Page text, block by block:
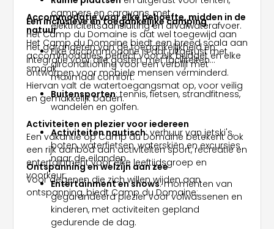
Accommodatie voor elke behoefte, midden in de
natuur
Het Camp du Domaine biedt een breed scala aan
accommodaties, perfect voor elk budget en elke
smaak:
campers en caravans, met
elektriciteitsaansluiting en afvalwaterafvoer.
Elke accommodatie is dat uitgerust met
airconditioning voor een verblijf met
maximaal comfort.
Een inclusieve en toegankelijke camping
Het Camp du Domaine is dat wel toegewijd aan
het garanderen van de toegankelijkheid en
integratie voor alle gasten, met faciliteiten
ontworpen voor mobiele mensen verminderd.
Hiervan valt de watertoegangsmat op, voor veilig
en gemakkelijk baden.
Activiteiten en plezier voor iedereen
Een vakantie op Camp du Domaine betekent ook
een rijk aanbod aan activiteiten sport, recreatie en
entertainment voor elke leeftijdsgroep en
voorkeur:
Buitensporten: tennis, fietsen, strandfitness,
wandelen en golfen.
Activiteiten nautisch: verhuur van jetski's,
boten, waterfietsen, waterskiën en excursies
naar de eilanden.
Entertainment en shows: momenten van
gegarandeerd plezier voor volwassenen en
kinderen, met activiteiten gepland
gedurende de dag.
Ontspanning en welzijn aan zee
Voor degenen die zich willen wijden aan
ontspanning, biedt Camp du Domaine: